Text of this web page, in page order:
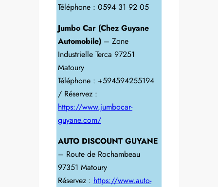
Téléphone : 0594 31 92 05
Jumbo Car (Chez Guyane
Automobile) – Zone
Industrielle Terca 97251
Matoury
Téléphone : +594594255194
/ Réservez :
https://www.jumbocar-
guyane.com/
AUTO DISCOUNT GUYANE
– Route de Rochambeau
97351 Matoury
Réservez : https://www.auto-